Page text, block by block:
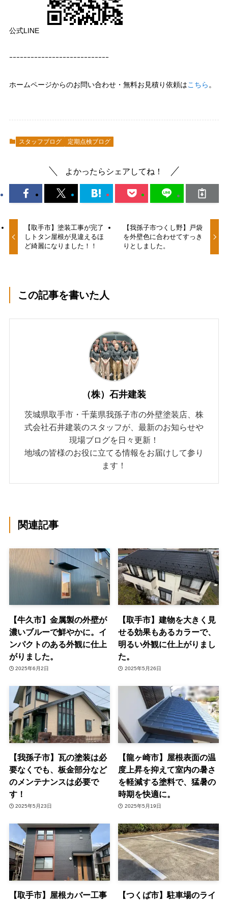
公式LINE
ｰｰｰｰｰｰｰｰｰｰｰｰｰｰｰｰｰｰｰｰｰｰｰｰｰｰｰｰ
ホームページからのお問い合わせ・無料お見積り依頼はこちら 。
スタッフブログ 定期点検ブログ
よかったらシェアしてね！
【取手市】塗装工事が完了
しトタン屋根が見違えるほ
ど綺麗になりました！！
【我孫子市つくし野】戸袋
を外壁色に合わせてすっき
りとしました。
この記事を書いた人
（株）石井建装
茨城県取手市・千葉県我孫子市の外壁塗装店、株
式会社石井建装のスタッフが、最新のお知らせや
現場ブログを日々更新！
地域の皆様のお役に立てる情報をお届けして参り
ます！
関連記事
【牛久市】金属製の外壁が
濃いブルーで鮮やかに。イ
ンパクトのある外観に仕上
がりました。
2025年6月2日
【取手市】建物を大きく見
せる効果もあるカラーで、
明るい外観に仕上がりまし
た。
2025年5月26日
【我孫子市】瓦の塗装は必
要なくでも、板金部分など
のメンテナンスは必要で
す！
2025年5月23日
【龍ヶ崎市】屋根表面の温
度上昇を抑えて室内の暑さ
を軽減する塗料で、猛暑の
時期を快適に。
2025年5月19日
【取手市】屋根カバー工事
【つくば市】駐車場のライ